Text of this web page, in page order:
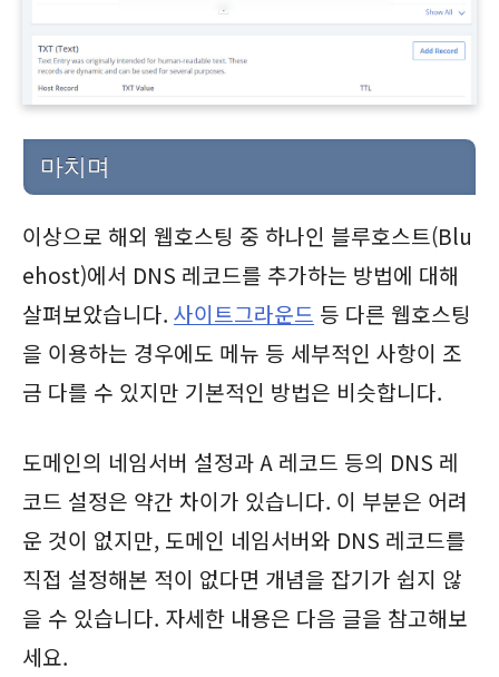
마치며
이상으로 해외 웹호스팅 중 하나인 블루호스트(Blu
ehost)에서 DNS 레코드를 추가하는 방법에 대해
살펴보았습니다. 사이트그라운드 등 다른 웹호스팅
을 이용하는 경우에도 메뉴 등 세부적인 사항이 조
금 다를 수 있지만 기본적인 방법은 비슷합니다.
도메인의 네임서버 설정과 A 레코드 등의 DNS 레
코드 설정은 약간 차이가 있습니다. 이 부분은 어려
운 것이 없지만, 도메인 네임서버와 DNS 레코드를
직접 설정해본 적이 없다면 개념을 잡기가 쉽지 않
을 수 있습니다. 자세한 내용은 다음 글을 참고해보
세요.